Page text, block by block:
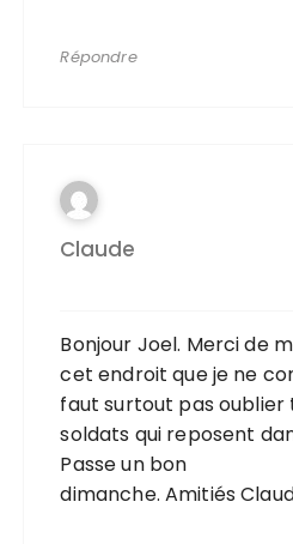
Répondre
Claude
Bonjour Joel. Merci de
cet endroit que je ne
faut surtout pas oublier
soldats qui reposent
Passe un bon
dimanche. Amitiés